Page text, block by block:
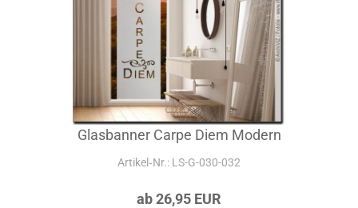
Glasbanner Carpe Diem Modern
Artikel‑Nr.: LS-G-030-032
ab 26,95 EUR